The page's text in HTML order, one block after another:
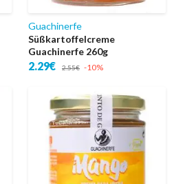
Guachinerfe
Süßkartoffelcreme
Guachinerfe 260g
2.29€ 2.55€ -10%